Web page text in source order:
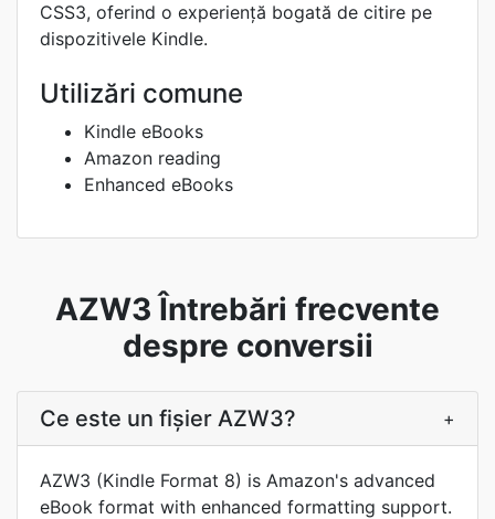
CSS3, oferind o experiență bogată de citire pe
dispozitivele Kindle.
Utilizări comune
Kindle eBooks
Amazon reading
Enhanced eBooks
AZW3 Întrebări frecvente
despre conversii
Ce este un fișier AZW3? +
AZW3 (Kindle Format 8) is Amazon's advanced
eBook format with enhanced formatting support.